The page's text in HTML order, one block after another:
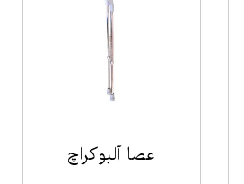
عصا آلبوکراچ